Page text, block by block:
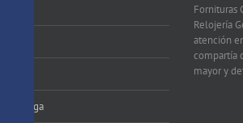
Entrega
Fornituras
Relojería
atención
compartía
mayor y